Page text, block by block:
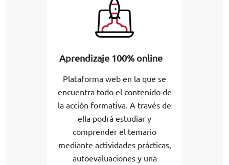
Aprendizaje 100% online
Plataforma web en la que se
encuentra todo el contenido de
la acción formativa. A través de
ella podrá estudiar y
comprender el temario
mediante actividades prácticas,
autoevaluaciones y una